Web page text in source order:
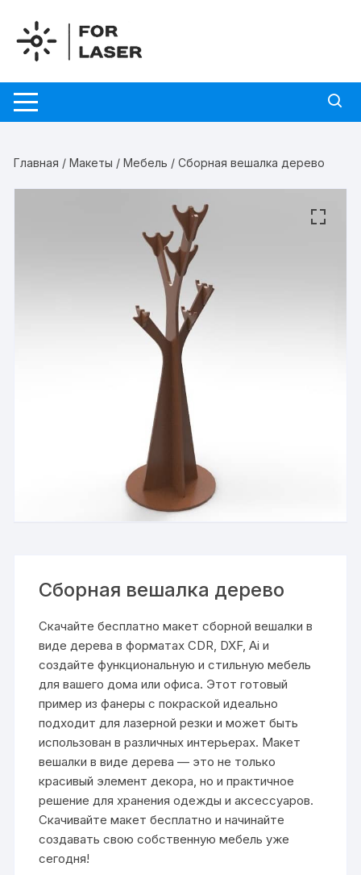
содержимому
Главная /Макеты /Мебель / Сборная вешалка дерево
Сборная вешалка дерево
Скачайте бесплатно макет сборной вешалки в
виде дерева в форматах CDR, DXF, Ai и
создайте функциональную и стильную мебель
для вашего дома или офиса. Этот готовый
пример из фанеры с покраской идеально
подходит для лазерной резки и может быть
использован в различных интерьерах. Макет
вешалки в виде дерева — это не только
красивый элемент декора, но и практичное
решение для хранения одежды и аксессуаров.
Скачивайте макет бесплатно и начинайте
создавать свою собственную мебель уже
сегодня!